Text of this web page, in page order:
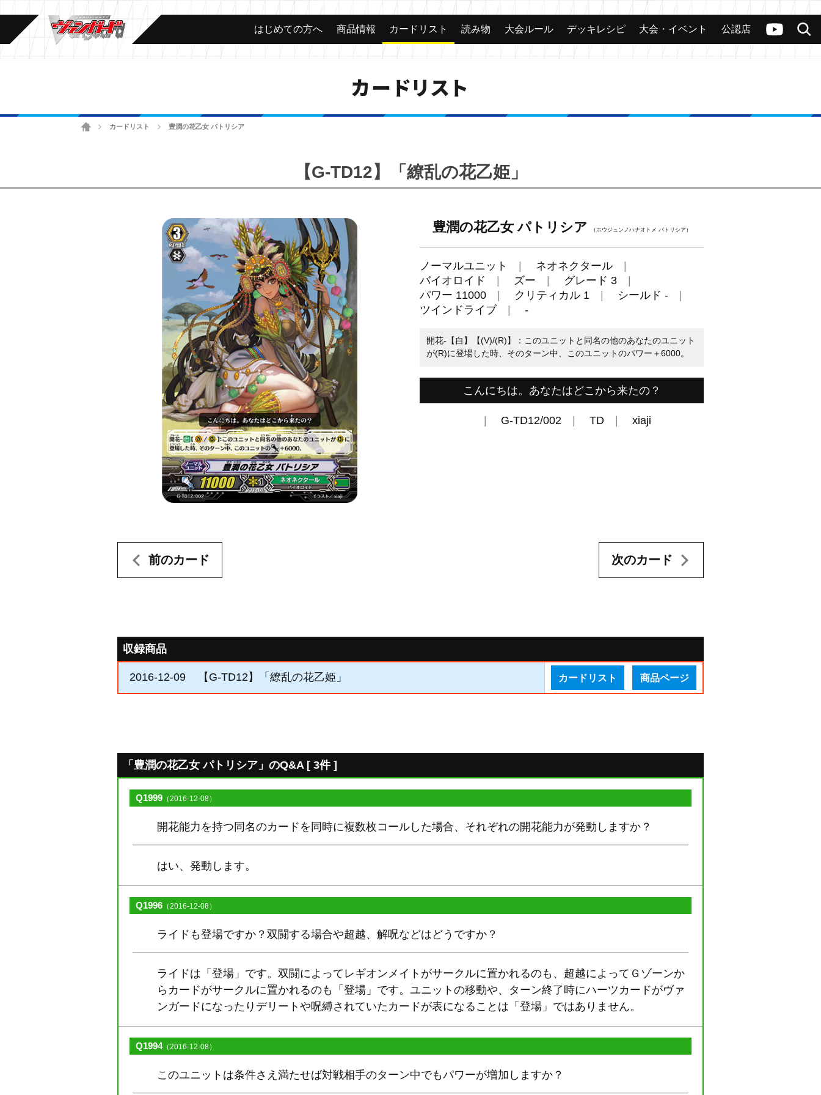
ヴァンガードch
検索
カード 大会 公認店舗 その他
はじめての方へ 商品情報 カードリスト 読み物 大会ルール デッキレシピ 大会・イベント 公認店
カードリスト
ホームカードリスト 豊潤の花乙女 パトリシア
【G-TD12】「繚乱の花乙姫」
豊潤の花乙女 パトリシア （ホウジュンノハナオトメ パトリシア）
ノーマルユニット
ネオネクタール
バイオロイド
ズー
グレード 3
パワー 11000
クリティカル 1
シールド -
ツインドライブ
-
開花-【自】【(V)/(R)】：このユニットと同名の他のあなたのユニット
が(R)に登場した時、そのターン中、このユニットのパワー＋6000。
こんにちは。あなたはどこから来たの？
G-TD12/002 TD xiaji
前のカード 次のカード
収録商品
2016-12-09 【G-TD12】「繚乱の花乙姫」 カードリスト 商品ページ
「豊潤の花乙女 パトリシア」のQ&A [ 3件 ]
Q1999 （2016-12-08）
開花能力を持つ同名のカードを同時に複数枚コールした場合、それぞれの開花能力が発動しますか？
はい、発動します。
Q1996 （2016-12-08）
ライドも登場ですか？双闘する場合や超越、解呪などはどうですか？
ライドは「登場」です。双闘によってレギオンメイトがサークルに置かれるのも、超越によってＧゾーンか
らカードがサークルに置かれるのも「登場」です。ユニットの移動や、ターン終了時にハーツカードがヴァ
ンガードになったりデリートや呪縛されていたカードが表になることは「登場」ではありません。
Q1994（2016-12-08）
このユニットは条件さえ満たせば対戦相手のターン中でもパワーが増加しますか？